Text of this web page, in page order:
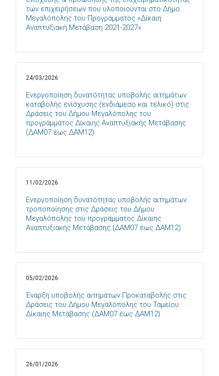
των επιχειρήσεων που υλοποιούνται στο Δήμο
Μεγαλόπολης του Προγράμματος «Δίκαιη
Αναπτυξιακή Μετάβαση 2021-2027»
Ενεργοποίηση δυνατότητας υποβολής αιτημάτων
καταβολής ενίσχυσης (ενδιάμεσο και τελικό) στις
Δράσεις του Δήμου Μεγαλόπολης του
προγράμματος Δίκαιης Αναπτυξιακής Μετάβασης
(ΔΑΜ07 έως ΔΑΜ12)
24/03/2026
Ενεργοποίηση δυνατότητας υποβολής αιτημάτων
τροποποίησης στις Δράσεις του Δήμου
Μεγαλόπολης του προγράμματος Δίκαιης
Αναπτυξιακής Μετάβασης (ΔΑΜ07 έως ΔΑΜ12)
11/02/2026
Έναρξη υποβολής αιτημάτων Προκαταβολής στις
Δράσεις του Δήμου Μεγαλόπολης του Ταμείου
Δίκαιης Μετάβασης (ΔΑΜ07 έως ΔΑΜ12)
05/02/2026
26/01/2026